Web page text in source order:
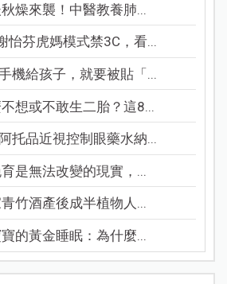
燥來襲！中醫教養肺...
怡芬虎媽模式禁3C，看...
機給孩子，就要被貼「...
想或不敢生二胎？這8...
托品近視控制眼藥水納...
是無法改變的現實，...
竹酒產後成半植物人...
的黃金睡眠：為什麼...